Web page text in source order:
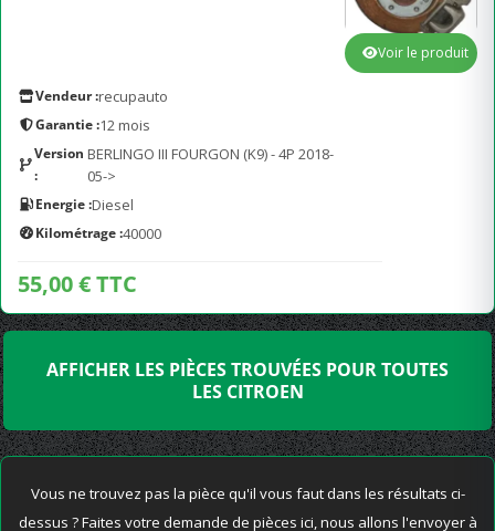
Vendeur :recupauto
Garantie :12 mois
Version
:
BERLINGO III FOURGON (K9) - 4P 2018-
05->
Energie :Diesel
Kilométrage :40000
55,00 € TTC
Voir le produit
AFFICHER LES PIÈCES TROUVÉES POUR TOUTES
LES CITROEN
Vous ne trouvez pas la pièce qu'il vous faut dans les résultats ci-
dessus ? Faites votre demande de pièces ici, nous allons l'envoyer à